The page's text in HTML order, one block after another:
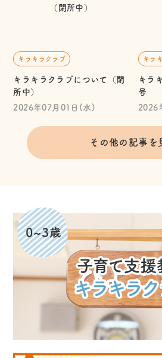
キラキラクラブ
キラキラクラブについて（閉
所中）
2026年07月01日(水)
キラ
キラ
号
2026
その他の記事を